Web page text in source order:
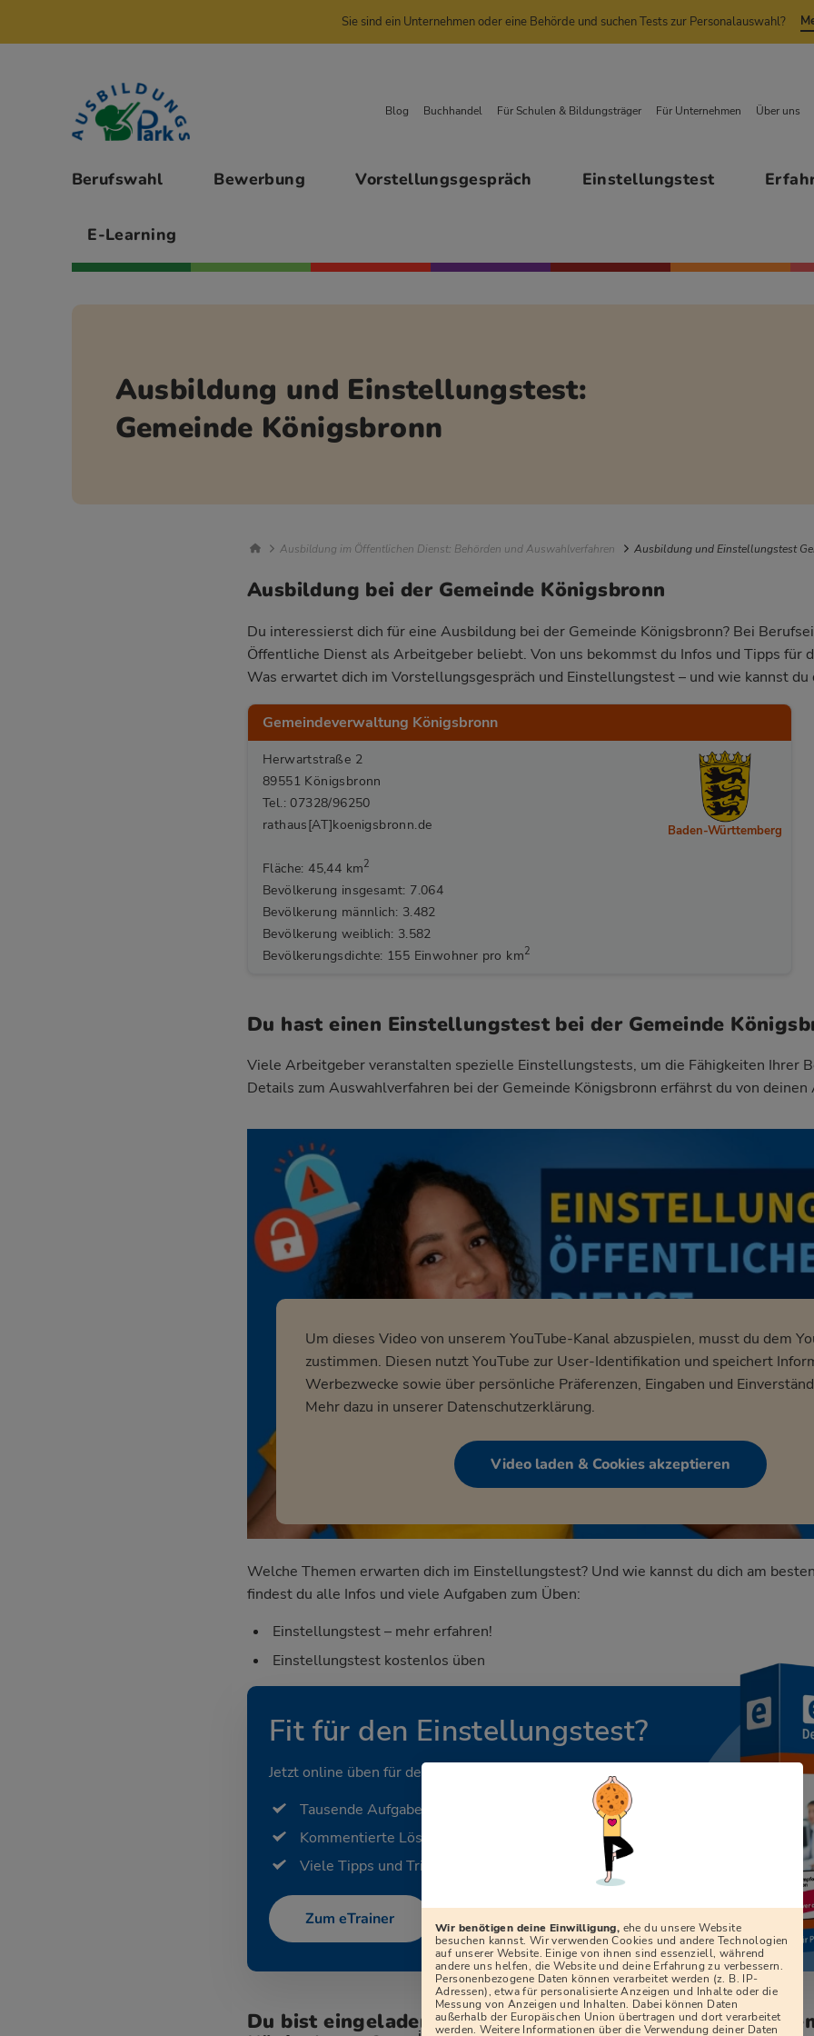
Sie sind ein Unternehmen oder eine Behörde und suchen Tests zur Personalauswahl?
Berufswahl Bewerbung Vorstellungsgespräch Einstellungstest
E-Learning
Blog Buchhandel Für Schulen & Bildungsträger Für Unternehmen Über uns
Ausbildung und Einstellungstest:
Gemeinde Königsbronn
Breadcrumb Navigation
Ausbildung im Öffentlichen Dienst: Behörden und Auswahlverfahren Ausbildung und Einstellungstest
Ausbildung bei der Gemeinde Königsbronn
Du interessierst dich für eine Ausbildung bei der Gemeinde Königsbronn? Bei
Öffentliche Dienst als Arbeitgeber beliebt. Von uns bekommst du Infos und Tipps für
Was erwartet dich im Vorstellungsgespräch und Einstellungstest – und wie kannst du
Gemeindeverwaltung Königsbronn
Herwartstraße 2
89551 Königsbronn
Tel.: 07328/96250
rathaus[AT]koenigsbronn.de
Fläche: 45,44 km2
Bevölkerung insgesamt: 7.064
Bevölkerung männlich: 3.482
Bevölkerung weiblich: 3.582
Bevölkerungsdichte: 155 Einwohner pro km2
Baden-Württemberg
Du hast einen Einstellungstest bei der Gemeinde
Viele Arbeitgeber veranstalten spezielle Einstellungstests, um die Fähigkeiten Ihrer
Details zum Auswahlverfahren bei der Gemeinde Königsbronn erfährst du von deinen
Um dieses Video von unserem YouTube-Kanal abzuspielen, musst du dem
zustimmen. Diesen nutzt YouTube zur User-Identifikation und speichert
Werbezwecke sowie über persönliche Präferenzen, Eingaben und
Mehr dazu in unserer Datenschutzerklärung.
Video laden & Cookies akzeptieren
Welche Themen erwarten dich im Einstellungstest? Und wie kannst du dich am
findest du alle Infos und viele Aufgaben zum Üben:
Einstellungstest – mehr erfahren!
Einstellungstest kostenlos üben
Fit für den Einstellungstest?
Jetzt online üben für deinen Beruf.
Tausende Aufgaben
Kommentierte Lösungen
Viele Tipps und Tricks
Zum eTrainer
Du bist eingeladen zum Vorstellungsgespräch bei der
Wir benötigen deine Einwilligung, ehe du unsere Website
besuchen kannst. Wir verwenden Cookies und andere Technologien
auf unserer Website. Einige von ihnen sind essenziell, während
andere uns helfen, die Website und deine Erfahrung zu verbessern.
Personenbezogene Daten können verarbeitet werden (z. B. IP-
Adressen), etwa für personalisierte Anzeigen und Inhalte oder die
Messung von Anzeigen und Inhalten. Dabei können Daten
außerhalb der Europäischen Union übertragen und dort verarbeitet
werden. Weitere Informationen über die Verwendung deiner Daten